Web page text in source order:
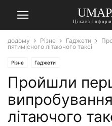
Цікава
додому Різне Гаджети
пятимісного літаючого таксі
Різне Гаджети
Пройшли
літаючого